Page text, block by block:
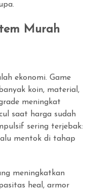
Murah
ekonomi. Game
koin, material,
meningkat
saat harga sudah
sering terjebak:
mentok di tahap
meningkatkan
heal, armor